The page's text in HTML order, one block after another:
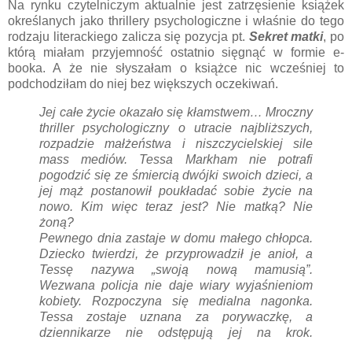
Na rynku czytelniczym aktualnie jest zatrzęsienie książek
określanych jako thrillery psychologiczne i właśnie do tego
rodzaju literackiego zalicza się pozycja pt. Sekret matki, po
którą miałam przyjemność ostatnio sięgnąć w formie e-
booka. A że nie słyszałam o książce nic wcześniej to
podchodziłam do niej bez większych oczekiwań.
Jej całe życie okazało się kłamstwem… Mroczny
thriller psychologiczny o utracie najbliższych,
rozpadzie małżeństwa i niszczycielskiej sile
mass mediów. Tessa Markham nie potrafi
pogodzić się ze śmiercią dwójki swoich dzieci, a
jej mąż postanowił poukładać sobie życie na
nowo. Kim więc teraz jest? Nie matką? Nie
żoną?
Pewnego dnia zastaje w domu małego chłopca.
Dziecko twierdzi, że przyprowadził je anioł, a
Tessę nazywa „swoją nową mamusią”.
Wezwana policja nie daje wiary wyjaśnieniom
kobiety. Rozpoczyna się medialna nagonka.
Tessa zostaje uznana za porywaczkę, a
dziennikarze nie odstępują jej na krok.